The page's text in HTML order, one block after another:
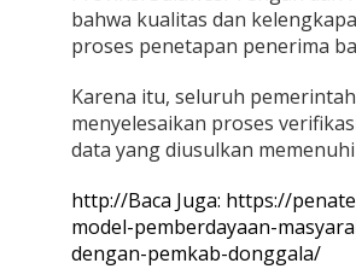
a
h
bahwa kualitas dan
proses penetapan penerima
Karena itu, seluruh
menyelesaikan proses
data yang diusulkan
http://Baca Juga: https://
model-pemberdayaan-
dengan-pemkab-donggala/